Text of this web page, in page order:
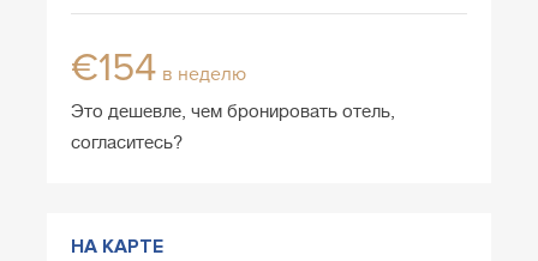
€154 в неделю
Это дешевле, чем бронировать отель,
согласитесь?
НА КАРТЕ